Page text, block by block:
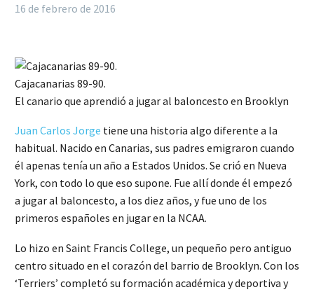
16 de febrero de 2016
Cajacanarias 89-90.
El canario que aprendió a jugar al baloncesto en Brooklyn
Juan Carlos Jorge tiene una historia algo diferente a la
habitual. Nacido en Canarias, sus padres emigraron cuando
él apenas tenía un año a Estados Unidos. Se crió en Nueva
York, con todo lo que eso supone. Fue allí donde él empezó
a jugar al baloncesto, a los diez años, y fue uno de los
primeros españoles en jugar en la NCAA.
Lo hizo en Saint Francis College, un pequeño pero antiguo
centro situado en el corazón del barrio de Brooklyn. Con los
‘Terriers’ completó su formación académica y deportiva y